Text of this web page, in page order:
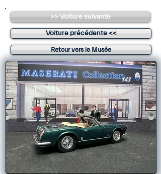
>> Voiture suivante
Voiture précédente <<
Retour vers le Musée